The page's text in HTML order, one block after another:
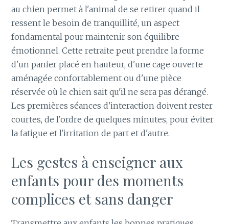
au chien permet à l'animal de se retirer quand il
ressent le besoin de tranquillité, un aspect
fondamental pour maintenir son équilibre
émotionnel. Cette retraite peut prendre la forme
d'un panier placé en hauteur, d'une cage ouverte
aménagée confortablement ou d'une pièce
réservée où le chien sait qu'il ne sera pas dérangé.
Les premières séances d'interaction doivent rester
courtes, de l'ordre de quelques minutes, pour éviter
la fatigue et l'irritation de part et d'autre.
Les gestes à enseigner aux
enfants pour des moments
complices et sans danger